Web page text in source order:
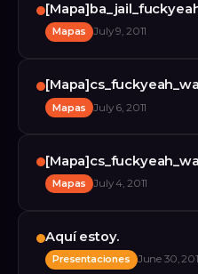
Mapas July 9, 2011
Mapas July 6, 2011
Mapas July 4, 2011
Aquí estoy.
Presentaciones June 30,